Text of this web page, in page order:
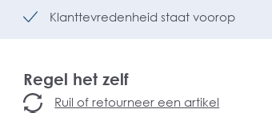
Klanttevredenheid staat voorop
Regel het zelf
Ruil of retourneer een artikel